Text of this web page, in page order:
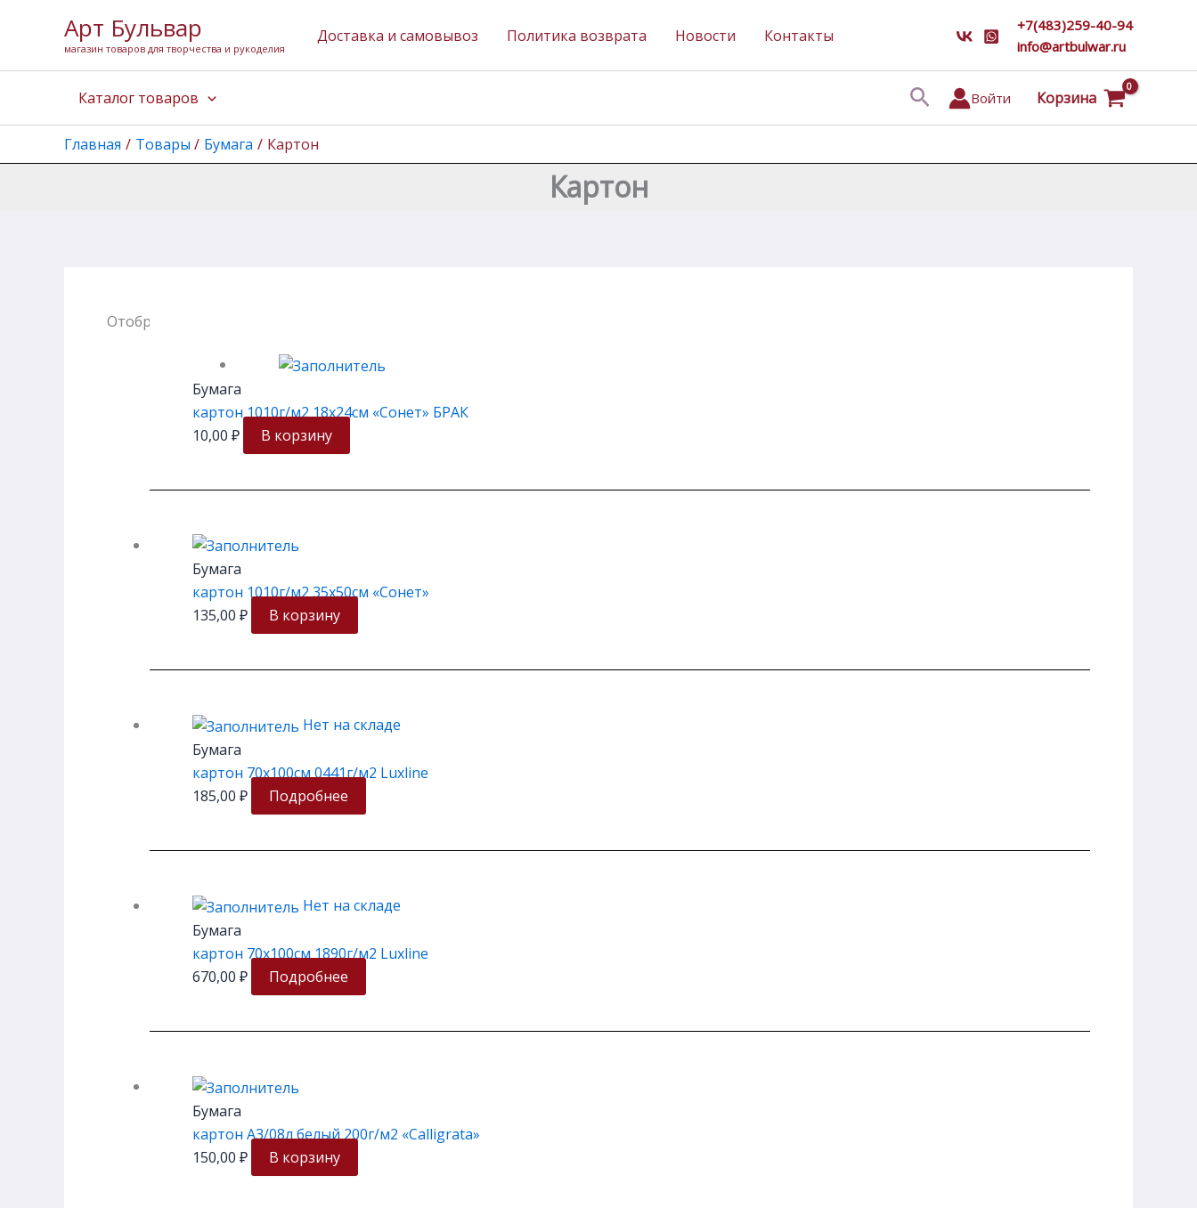
содержимому
Арт Бульвар
магазин товаров для творчества и рукоделия
Доставка и самовывоз Политика возврата Новости Контакты
+7(483)259-40-94
info@artbulwar.ru
Каталог товаров ПоискВойти Корзина
Главная Товары Бумага Картон
Картон
Отображение 1–12 из 68
Бумага
картон 1010г/м2 18х24см «Сонет» БРАК
10,00 ₽ В корзину
Бумага
картон 1010г/м2 35х50см «Сонет»
135,00 ₽ В корзину
Нет на складе
Бумага
картон 70х100см 0441г/м2 Luxline
185,00 ₽ Подробнее
Нет на складе
Бумага
картон 70х100см 1890г/м2 Luxline
670,00 ₽ Подробнее
Бумага
картон А3/08л белый 200г/м2 «Calligrata»
150,00 ₽ В корзину